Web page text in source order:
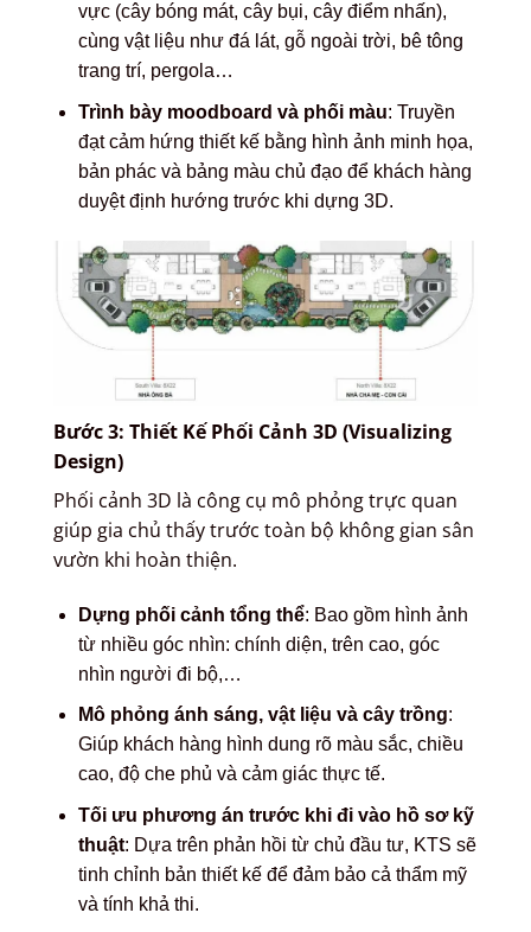
vực (cây bóng mát, cây bụi, cây điểm nhấn),
cùng vật liệu như đá lát, gỗ ngoài trời, bê tông
trang trí, pergola…
Trình bày moodboard và phối màu: Truyền
đạt cảm hứng thiết kế bằng hình ảnh minh họa,
bản phác và bảng màu chủ đạo để khách hàng
duyệt định hướng trước khi dựng 3D.
Bước 3: Thiết Kế Phối Cảnh 3D (Visualizing
Design)
Phối cảnh 3D là công cụ mô phỏng trực quan
giúp gia chủ thấy trước toàn bộ không gian sân
vườn khi hoàn thiện.
Dựng phối cảnh tổng thể: Bao gồm hình ảnh
từ nhiều góc nhìn: chính diện, trên cao, góc
nhìn người đi bộ,…
Mô phỏng ánh sáng, vật liệu và cây trồng:
Giúp khách hàng hình dung rõ màu sắc, chiều
cao, độ che phủ và cảm giác thực tế.
Tối ưu phương án trước khi đi vào hồ sơ kỹ
thuật: Dựa trên phản hồi từ chủ đầu tư, KTS sẽ
tinh chỉnh bản thiết kế để đảm bảo cả thẩm mỹ
và tính khả thi.